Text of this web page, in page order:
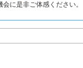
会に是非ご体感ください